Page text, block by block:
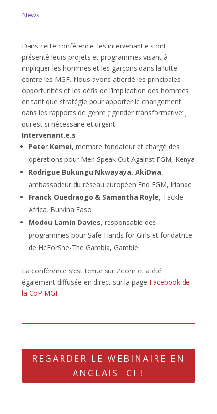
News
Dans cette conférence, les intervenant.e.s ont
présenté leurs projets et programmes visant à
impliquer les hommes et les garçons dans la lutte
contre les MGF. Nous avons abordé les principales
opportunités et les défis de l’implication des hommes
en tant que stratégie pour apporter le changement
dans les rapports de genre (“gender transformative”)
qui est si nécessaire et urgent.
Intervenant.e.s
Peter Kemei, membre fondateur et chargé des
opérations pour Men Speak Out Against FGM, Kenya
Rodrigue Bukungu Nkwayaya, AkiDwa,
ambassadeur du réseau européen End FGM, Irlande
Franck Ouedraogo & Samantha Royle, Tackle
Africa, Burkina Faso
Modou Lamin Davies, responsable des
programmes pour Safe Hands for Girls et fondatrice
de HeForShe-The Gambia, Gambie
La conférence s’est tenue sur Zoom et a été
également diffusée en direct sur la page Facebook de
la CoP MGF.
REGARDER LE WEBINAIRE EN
ANGLAIS ICI !